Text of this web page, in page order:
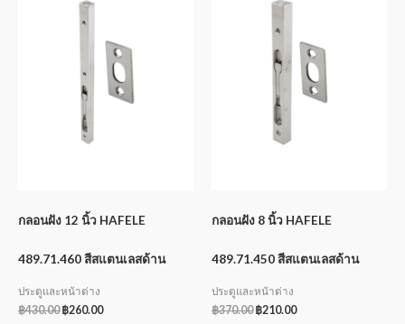
กลอนฝัง 12 นิ้ว HAFELE
489.71.460 สีสแตนเลสด้าน
ประตูและหน้าต่าง
฿430.00 ฿260.00
กลอนฝัง 8 นิ้ว HAFELE
489.71.450 สีสแตนเลสด้าน
ประตูและหน้าต่าง
฿370.00 ฿210.00